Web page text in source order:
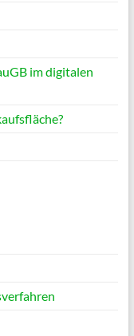
im digitalen